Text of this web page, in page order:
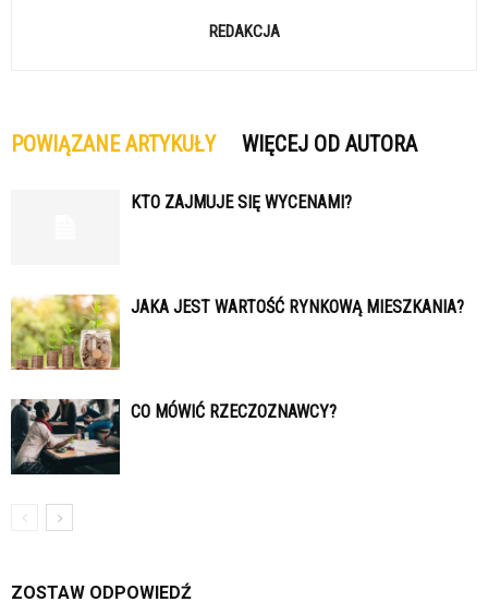
REDAKCJA
POWIĄZANE ARTYKUŁY WIĘCEJ OD AUTORA
KTO ZAJMUJE SIĘ WYCENAMI?
JAKA JEST WARTOŚĆ RYNKOWĄ MIESZKANIA?
CO MÓWIĆ RZECZOZNAWCY?
ZOSTAW ODPOWIEDŹ